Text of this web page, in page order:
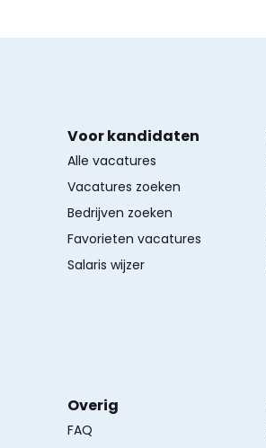
Voor kandidaten
Alle vacatures
Vacatures zoeken
Bedrijven zoeken
Favorieten vacatures
Salaris wijzer
Overig
FAQ